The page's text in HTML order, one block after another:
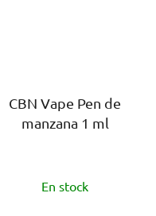
CBN Vape Pen de
manzana 1 ml
valoración
En stock